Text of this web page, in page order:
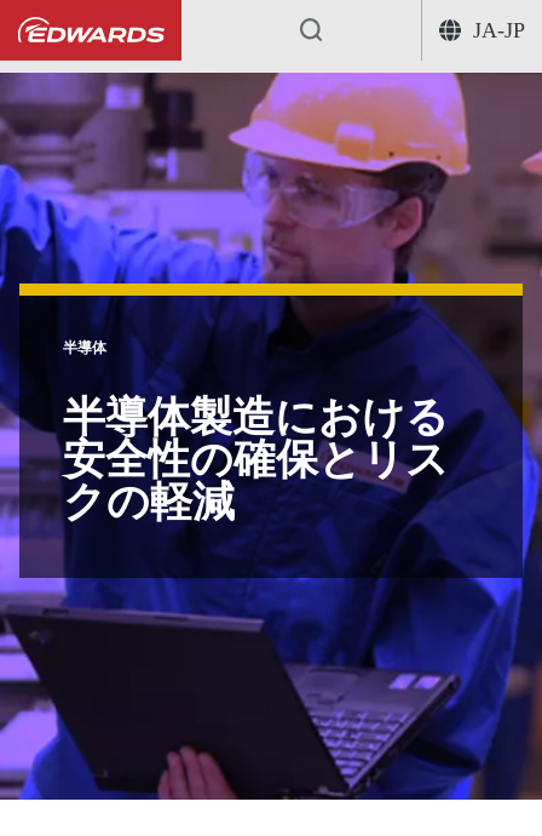
JA-JP
...
半導体
半導体製造における
安全性の確保とリス
クの軽減